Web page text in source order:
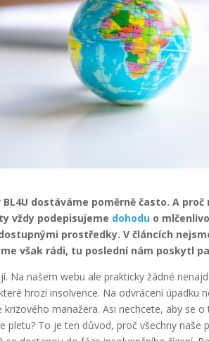
dostáváme poměrně často. A proč
vždy podepisujeme dohodu o
prostředky. V článcích
však rádi, tu poslední nám poskytl
Na našem webu ale prakticky žádné
hrozí insolvence. Na odvrácení úpadku
manažera. Asi nechcete, aby se
pletu? To je ten důvod, proč všechny